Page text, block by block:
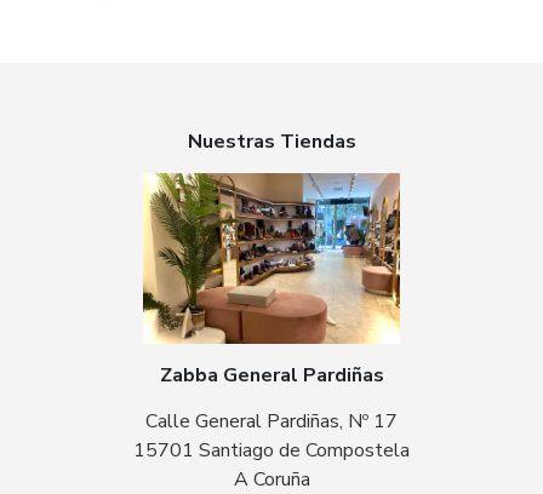
Nuestras Tiendas
Zabba General Pardiñas
Calle General Pardiñas, Nº 17
15701 Santiago de Compostela
A Coruña